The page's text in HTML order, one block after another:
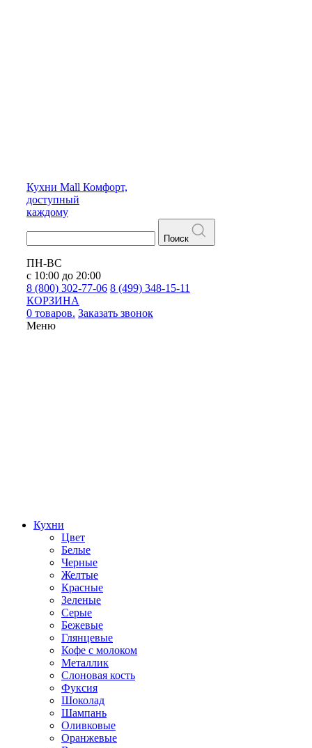
Кухни Mall Комфорт,
доступный
каждому
Поиск
ПН-ВС
с 10:00 до 20:00
8 (800) 302-77-06 8 (499) 348-15-11
КОРЗИНА
0 товаров. Заказать звонок
Меню
Кухни
Цвет
Белые
Черные
Желтые
Красные
Зеленые
Серые
Бежевые
Глянцевые
Кофе с молоком
Металлик
Слоновая кость
Фуксия
Шоколад
Шампань
Оливковые
Оранжевые